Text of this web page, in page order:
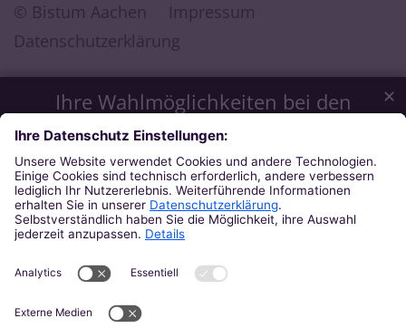
Ihre Wahlmöglichkeiten bei den
Einstellungen zum Datenschutz
Wir möchten Ihnen ein optimales Webseiten-Erlebnis bieten.
Dazu verwenden wir Cookies, die für das Funktionieren
unserer Website notwendig sind. Mit Ihrer Zustimmung
verwenden wir auch Cookies und andere Technologien, die
zur Anzeige externer Inhalte (Videos über Youtube, Audios
über Soundcloud, Karten über MapTiler ...) oder zu
selbst entscheiden, welche Kategorien Sie zulassen möchten.
Bitte beachten Sie, dass auf Basis Ihrer Einstellungen
womöglich nicht mehr alle Funktionalitäten der Seite zur
Verfügung stehen. Weitere Informationen und die Möglichkeit
✕
© Bistum Aachen
Impressum
Datenschutzerklärung